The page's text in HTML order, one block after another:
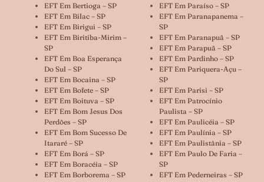
EFT Em Bertioga – SP
EFT Em Bilac – SP
EFT Em Birigui – SP
EFT Em Biritiba-Mirim –
SP
EFT Em Boa Esperança
Do Sul – SP
EFT Em Bocaina – SP
EFT Em Bofete – SP
EFT Em Boituva – SP
EFT Em Bom Jesus Dos
Perdões – SP
EFT Em Bom Sucesso De
Itararé – SP
EFT Em Borá – SP
EFT Em Boracéia – SP
EFT Em Borborema – SP
EFT Em Paraíso – SP
EFT Em Paranapanema –
SP
EFT Em Paranapuã – SP
EFT Em Parapuã – SP
EFT Em Pardinho – SP
EFT Em Pariquera-Açu –
SP
EFT Em Parisi – SP
EFT Em Patrocínio
Paulista – SP
EFT Em Paulicéia – SP
EFT Em Paulínia – SP
EFT Em Paulistânia – SP
EFT Em Paulo De Faria –
SP
EFT Em Pederneiras – SP